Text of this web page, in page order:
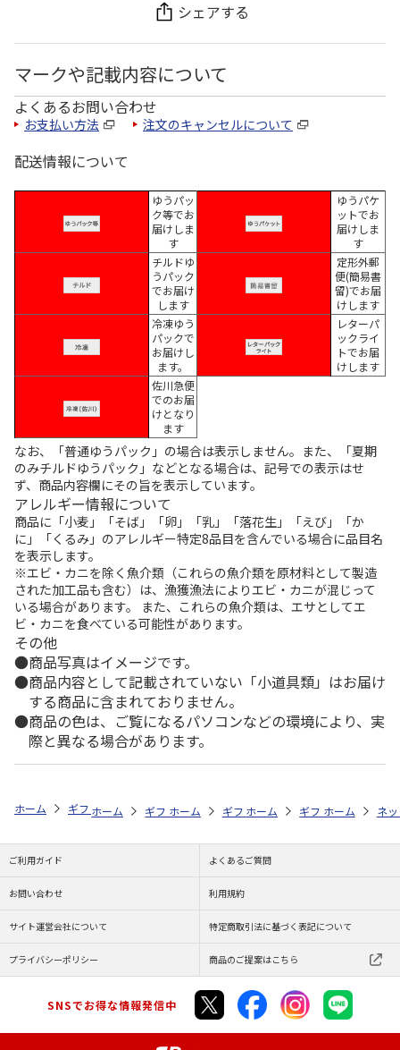
シェアする
マークや記載内容について
よくあるお問い合わせ
お支払い方法 注文のキャンセルについて
配送情報について
ゆうパッ
ク等でお
届けしま
す
ゆうパケ
ットでお
届けしま
す
チルドゆ
うパック
でお届け
します
定形外郵
便(簡易書
留)でお届
けします
冷凍ゆう
パックで
お届けし
ます。
レターパ
ックライ
トでお届
けします
佐川急便
でのお届
けとなり
ます
なお、「普通ゆうパック」の場合は表示しません。また、「夏期
のみチルドゆうパック」などとなる場合は、記号での表示はせ
ず、商品内容欄にその旨を表示しています。
アレルギー情報について
商品に「小麦」「そば」「卵」「乳」「落花生」「えび」「か
に」「くるみ」のアレルギー特定8品目を含んでいる場合に品目名
を表示します。
※エビ・カニを除く魚介類（これらの魚介類を原材料として製造
された加工品も含む）は、漁獲漁法によりエビ・カニが混じって
いる場合があります。 また、これらの魚介類は、エサとしてエ
ビ・カニを食べている可能性があります。
その他
商品写真はイメージです。
商品内容として記載されていない「小道具類」はお届け
する商品に含まれておりません。
商品の色は、ご覧になるパソコンなどの環境により、実
際と異なる場合があります。
ホーム ギフトストア お中元・夏ギフト特集 2026 そうめん・麺類
ホーム ギフトストア お中元・夏ギフト特集 2026
ホーム ギフトストア お中元・夏ギフト
ホーム ギフトストア お
ホーム ネ
ご利用ガイド よくあるご質問
お問い合わせ 利用規約
サイト運営会社について 特定商取引法に基づく表記について
プライバシーポリシー 商品のご提案はこちら
SNSでお得な情報発信中